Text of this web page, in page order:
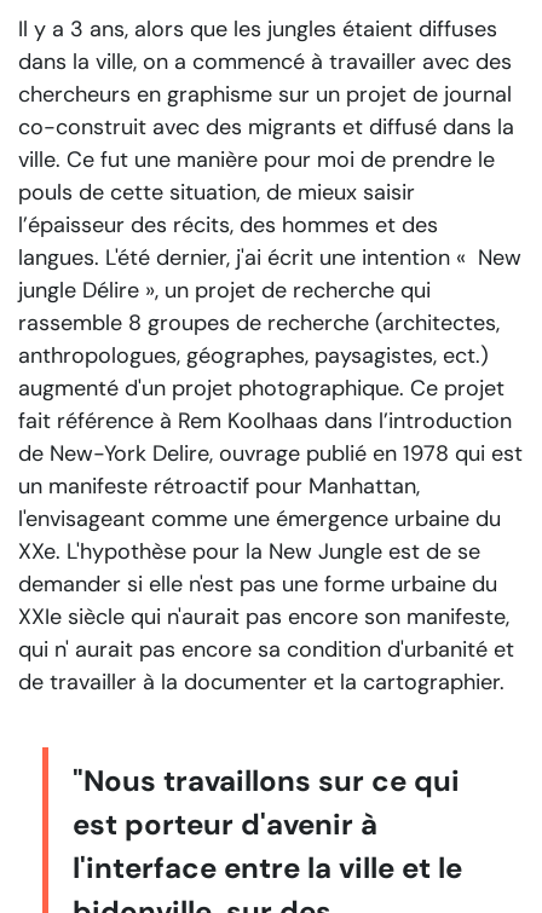
Il y a 3 ans, alors que les jungles étaient diffuses
dans la ville, on a commencé à travailler avec des
chercheurs en graphisme sur un projet de journal
co-construit avec des migrants et diffusé dans la
ville. Ce fut une manière pour moi de prendre le
pouls de cette situation, de mieux saisir
l’épaisseur des récits, des hommes et des
langues. L'été dernier, j'ai écrit une intention « New
jungle Délire », un projet de recherche qui
rassemble 8 groupes de recherche (architectes,
anthropologues, géographes, paysagistes, ect.)
augmenté d'un projet photographique. Ce projet
fait référence à Rem Koolhaas dans l’introduction
de New-York Delire, ouvrage publié en 1978 qui est
un manifeste rétroactif pour Manhattan,
l'envisageant comme une émergence urbaine du
XXe. L'hypothèse pour la New Jungle est de se
demander si elle n'est pas une forme urbaine du
XXIe siècle qui n'aurait pas encore son manifeste,
qui n' aurait pas encore sa condition d'urbanité et
de travailler à la documenter et la cartographier.
"Nous travaillons sur ce qui
est porteur d'avenir à
l'interface entre la ville et le